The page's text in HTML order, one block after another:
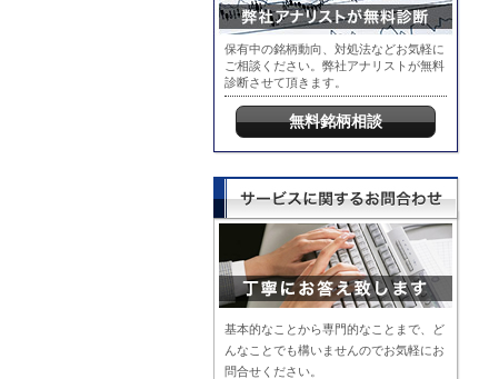
保有中の銘柄動向、対処法などお気軽に
ご相談ください。弊社アナリストが無料
診断させて頂きます。
無料銘柄相談
基本的なことから専門的なことまで、ど
んなことでも構いませんのでお気軽にお
問合せください。